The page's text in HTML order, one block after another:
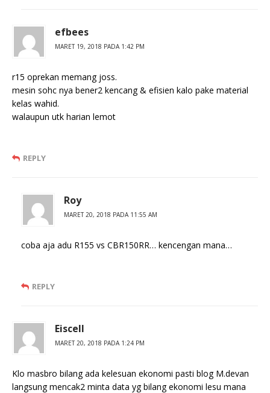
efbees
MARET 19, 2018 PADA 1:42 PM
r15 oprekan memang joss.
mesin sohc nya bener2 kencang & efisien kalo pake material
kelas wahid.
walaupun utk harian lemot
REPLY
Roy
MARET 20, 2018 PADA 11:55 AM
coba aja adu R155 vs CBR150RR… kencengan mana…
REPLY
Eiscell
MARET 20, 2018 PADA 1:24 PM
Klo masbro bilang ada kelesuan ekonomi pasti blog M.devan
langsung mencak2 minta data yg bilang ekonomi lesu mana